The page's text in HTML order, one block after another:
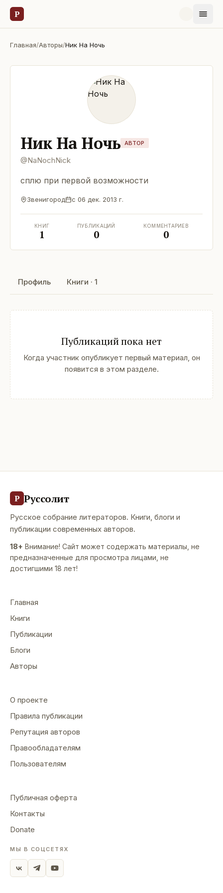
Р
Главная/Авторы/Ник На Ночь
Ник На Ночь АВТОР
@NaNochNick
сплю при первой возможности
Звенигород с 06 дек. 2013 г.
КНИГ
1
ПУБЛИКАЦИЙ
0
КОММЕНТАРИЕВ
0
Профиль Книги · 1
Публикаций пока нет
Когда участник опубликует первый материал, он
появится в этом разделе.
Р Руссолит
Русское собрание литераторов. Книги, блоги и
публикации современных авторов.
18+ Внимание! Сайт может содержать материалы, не
предназначенные для просмотра лицами, не
достигшими 18 лет!
Главная
Книги
Публикации
Блоги
Авторы
О проекте
Правила публикации
Репутация авторов
Правообладателям
Пользователям
Публичная оферта
Контакты
Donate
МЫ В СОЦСЕТЯХ